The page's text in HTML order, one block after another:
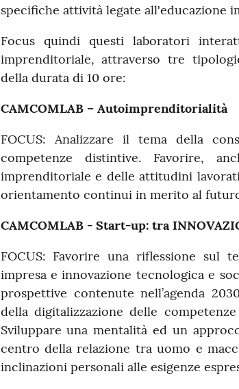
specifiche attività legate all'educazione
Focus quindi questi laboratori
imprenditoriale, attraverso tre
della durata di 10 ore:
CAMCOMLAB – Autoimprenditorialità
FOCUS: Analizzare il tema della
competenze distintive. Favorire,
imprenditoriale e delle attitudini
orientamento continui in merito al
CAMCOMLAB - Start-up: tra
FOCUS: Favorire una riflessione sul
impresa e innovazione tecnologica e
prospettive contenute nell’agenda
della digitalizzazione delle
Sviluppare una mentalità ed un
centro della relazione tra uomo e
inclinazioni personali alle esigenze